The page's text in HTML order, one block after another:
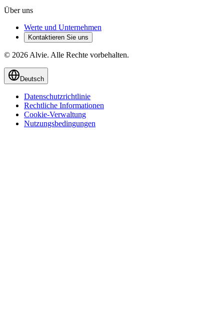
Über uns
Werte und Unternehmen
Kontaktieren Sie uns
© 2026 Alvie. Alle Rechte vorbehalten.
Deutsch
Datenschutzrichtlinie
Rechtliche Informationen
Cookie-Verwaltung
Nutzungsbedingungen